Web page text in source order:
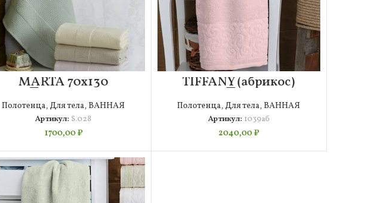
MARTA 70х130
Полотенце
Микрокоттон 1х4 (1шт)
Полотенца,Для тела,ВАННАЯ
Артикул:S.028
1700,00₽
TIFFANY (абрикос)
70х130 Полотенце
Полотенца,Для тела,ВАННАЯ
Артикул: 1039аб
2040,00₽